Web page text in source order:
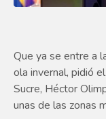
Que ya se entre a
ola invernal, pidió
Sucre, Héctor
unas de las zonas